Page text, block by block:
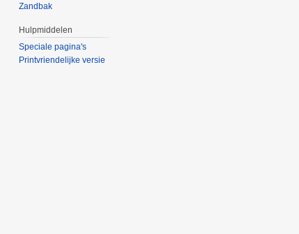
Zandbak
Hulpmiddelen
Speciale pagina's
Printvriendelijke versie